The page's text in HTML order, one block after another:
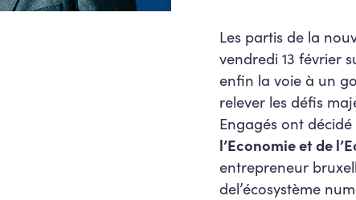
Les partis de la
vendredi 13 février
enfin la voie à un
relever les défis
Engagés ont
l’Economie et de
entrepreneur
del’écosystème